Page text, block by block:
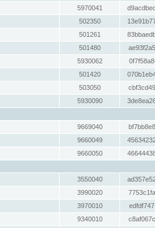
5970041
502350
501261
501480
5930062
501420
503050
5930090
9669040
9660049
9660050
3550040
3990020
3970010
9340010